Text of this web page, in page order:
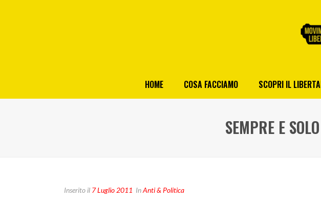
HOME COSA FACCIAMO SCOPRI IL
SEMPRE E
Inserito il 7 Luglio 2011 InAnti & Politica